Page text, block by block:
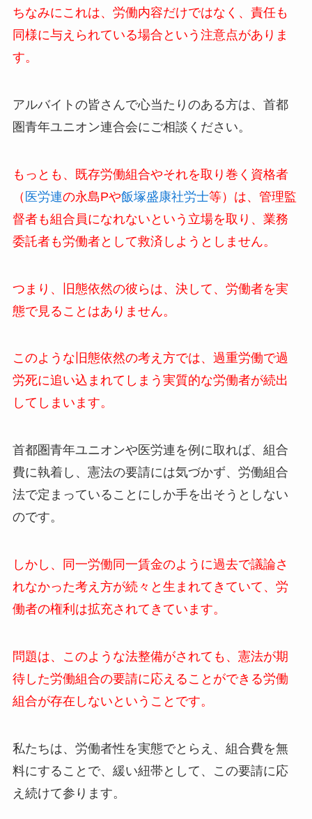
ちなみにこれは、労働内容だけではなく、責任も
同様に与えられている場合という注意点がありま
す。
アルバイトの皆さんで心当たりのある方は、首都
圏青年ユニオン連合会にご相談ください。
もっとも、既存労働組合やそれを取り巻く資格者
（ 医労連の永島Pや飯塚盛康社労士等）は、管理監
督者も組合員になれないという立場を取り、業務
委託者も労働者として救済しようとしません。
つまり、旧態依然の彼らは、決して、労働者を実
態で見ることはありません。
このような旧態依然の考え方では、過重労働で過
労死に追い込まれてしまう実質的な労働者が続出
してしまいます。
首都圏青年ユニオンや医労連を例に取れば、組合
費に執着し、憲法の要請には気づかず、労働組合
法で定まっていることにしか手を出そうとしない
のです。
しかし、同一労働同一賃金のように過去で議論さ
れなかった考え方が続々と生まれてきていて、労
働者の権利は拡充されてきています。
問題は、このような法整備がされても、憲法が期
待した労働組合の要請に応えることができる労働
組合が存在しないということです。
私たちは、労働者性を実態でとらえ、組合費を無
料にすることで、緩い紐帯として、この要請に応
え続けて参ります。